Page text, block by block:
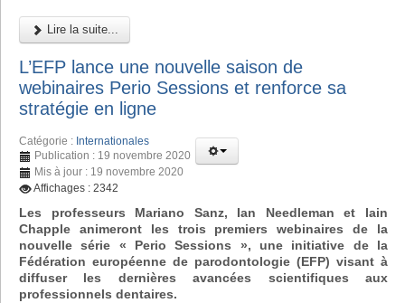
Lire la suite...
L’EFP lance une nouvelle saison de
webinaires Perio Sessions et renforce sa
stratégie en ligne
Catégorie : Internationales
Publication : 19 novembre 2020
Mis à jour : 19 novembre 2020
Affichages : 2342
Les professeurs Mariano Sanz, Ian Needleman et Iain
Chapple animeront les trois premiers webinaires de la
nouvelle série « Perio Sessions », une initiative de la
Fédération européenne de parodontologie (EFP) visant à
diffuser les dernières avancées scientifiques aux
professionnels dentaires.